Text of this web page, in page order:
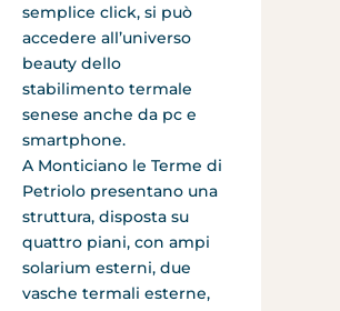
semplice click, si può
accedere all’universo
beauty dello
stabilimento termale
senese anche da pc e
smartphone.
A Monticiano le Terme di
Petriolo presentano una
struttura, disposta su
quattro piani, con ampi
solarium esterni, due
vasche termali esterne,